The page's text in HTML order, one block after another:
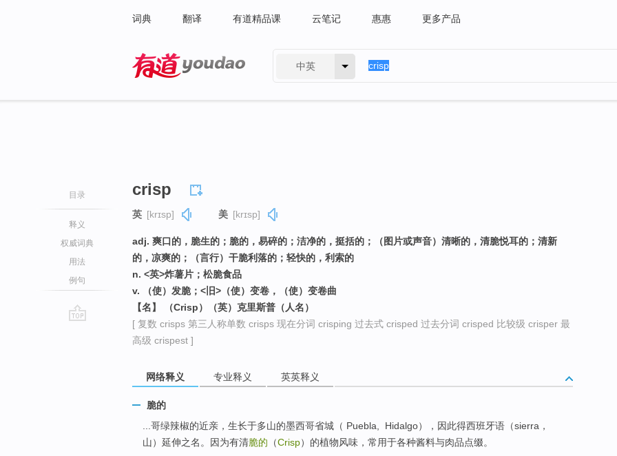
词典 翻译 有道精品课 云笔记 惠惠 更多产品
中英
目录
释义
权威词典
用法
例句
crisp
英 [krɪsp] 美 [krɪsp]
adj. 爽口的，脆生的；脆的，易碎的；洁净的，挺括的；（图片或声音）清晰的，清脆悦耳的；清新
的，凉爽的；（言行）干脆利落的；轻快的，利索的
n. <英>炸薯片；松脆食品
v. （使）发脆；<旧>（使）变卷，（使）变卷曲
【名】 （Crisp）（英）克里斯普（人名）
[ 复数 crisps 第三人称单数 crisps 现在分词 crisping 过去式 crisped 过去分词 crisped 比较级 crisper 最
高级 crispest ]
网络释义 专业释义 英英释义
脆的
...哥绿辣椒的近亲，生长于多山的墨西哥省城（ Puebla, Hidalgo），因此得西班牙语（sierra，
山）延伸之名。因为有清脆的 （Crisp）的植物风味，常用于各种酱料与肉品点缀。